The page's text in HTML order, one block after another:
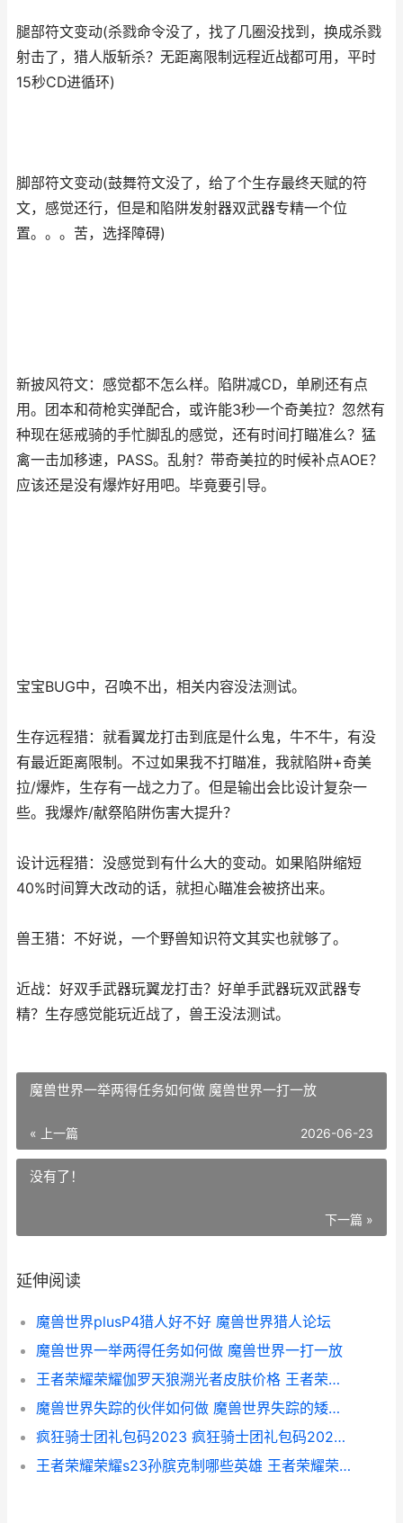
腿部符文变动(杀戮命令没了，找了几圈没找到，换成杀戮
射击了，猎人版斩杀？无距离限制远程近战都可用，平时
15秒CD进循环)
脚部符文变动(鼓舞符文没了，给了个生存最终天赋的符
文，感觉还行，但是和陷阱发射器双武器专精一个位
置。。。苦，选择障碍)
新披风符文：感觉都不怎么样。陷阱减CD，单刷还有点
用。团本和荷枪实弹配合，或许能3秒一个奇美拉？忽然有
种现在惩戒骑的手忙脚乱的感觉，还有时间打瞄准么？猛
禽一击加移速，PASS。乱射？带奇美拉的时候补点AOE？
应该还是没有爆炸好用吧。毕竟要引导。
宝宝BUG中，召唤不出，相关内容没法测试。
生存远程猎：就看翼龙打击到底是什么鬼，牛不牛，有没
有最近距离限制。不过如果我不打瞄准，我就陷阱+奇美
拉/爆炸，生存有一战之力了。但是输出会比设计复杂一
些。我爆炸/献祭陷阱伤害大提升？
设计远程猎：没感觉到有什么大的变动。如果陷阱缩短
40%时间算大改动的话，就担心瞄准会被挤出来。
兽王猎：不好说，一个野兽知识符文其实也就够了。
近战：好双手武器玩翼龙打击？好单手武器玩双武器专
精？生存感觉能玩近战了，兽王没法测试。
魔兽世界一举两得任务如何做 魔兽世界一打一放
« 上一篇 2026-06-23
没有了！
下一篇 »
延伸阅读
魔兽世界plusP4猎人好不好 魔兽世界猎人论坛
魔兽世界一举两得任务如何做 魔兽世界一打一放
王者荣耀荣耀伽罗天狼溯光者皮肤价格 王者荣耀伽乔图片
魔兽世界失踪的伙伴如何做 魔兽世界失踪的矮人在哪里
疯狂骑士团礼包码2023 疯狂骑士团礼包码2024最新版
王者荣耀荣耀s23孙膑克制哪些英雄 王者荣耀荣耀称号获取条件